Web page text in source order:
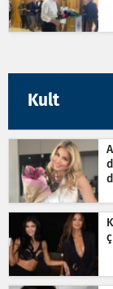
Kult